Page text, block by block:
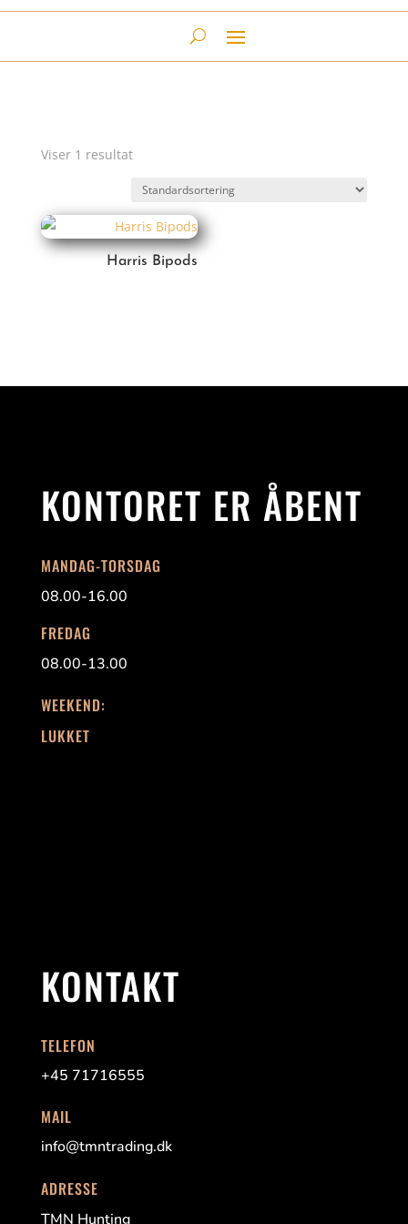
Viser 1 resultat
Harris Bipods
KONTORET ER ÅBENT
MANDAG-TORSDAG
08.00-16.00
FREDAG
08.00-13.00
WEEKEND:
LUKKET
KONTAKT
TELEFON
+45 71716555
MAIL
info@tmntrading.dk
ADRESSE
TMN Hunting